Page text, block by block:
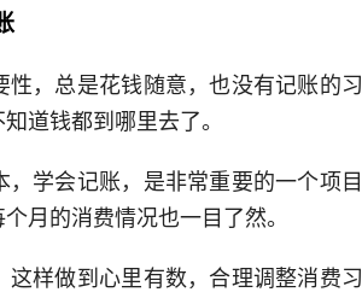
，总是花钱随意，也没有记账的
道钱都到哪里去了。
学会记账，是非常重要的一个项
月的消费情况也一目了然。
样做到心里有数，合理调整消费